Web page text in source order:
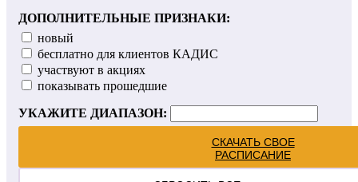
ДОПОЛНИТЕЛЬНЫЕ ПРИЗНАКИ:
новый
бесплатно для клиентов КАДИС
участвуют в акциях
показывать прошедшие
УКАЖИТЕ ДИАПАЗОН:
СКАЧАТЬ СВОЕ
РАСПИСАНИЕ